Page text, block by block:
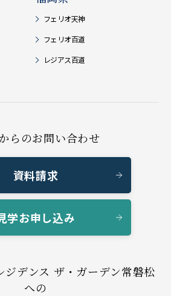
フェリオ天神
フェリオ百道
レジアス百道
ジデンス ザ・ガーデン常磐松
への
らのお問い合わせ
資料請求
学お申し込み